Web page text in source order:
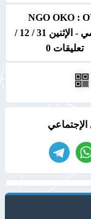
NGO OKO :
-
الإثنين 31 / 12 /